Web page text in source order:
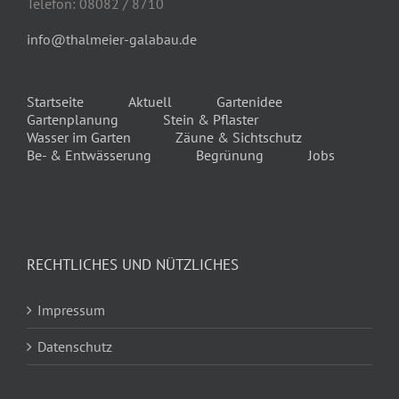
Telefon: 08082 / 8710
info@thalmeier-galabau.de
Startseite Aktuell
Gartenidee
Gartenplanung
Stein & Pflaster
Wasser im Garten
Zäune & Sichtschutz
Be- & Entwässerung
Begrünung Jobs
RECHTLICHES UND NÜTZLICHES
Impressum
Datenschutz